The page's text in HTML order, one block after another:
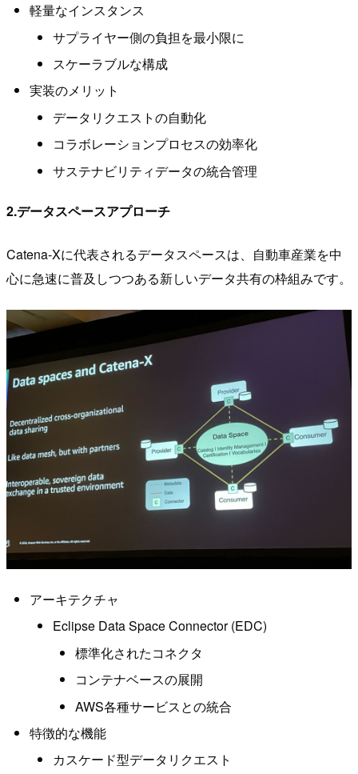
軽量なインスタンス
サプライヤー側の負担を最小限に
スケーラブルな構成
実装のメリット
データリクエストの自動化
コラボレーションプロセスの効率化
サステナビリティデータの統合管理
2.データスペースアプローチ
Catena-Xに代表されるデータスペースは、自動車産業を中
心に急速に普及しつつある新しいデータ共有の枠組みです。
アーキテクチャ
Eclipse Data Space Connector (EDC)
標準化されたコネクタ
コンテナベースの展開
AWS各種サービスとの統合
特徴的な機能
カスケード型データリクエスト